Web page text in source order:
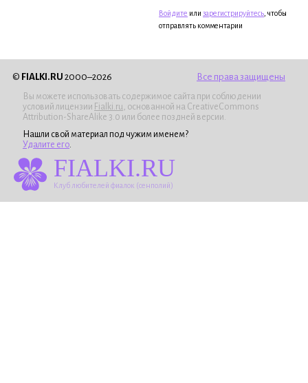
Войдите или зарегистрируйтесь , чтобы
отправлять комментарии
© FIALKI.RU 2000–2026 Все права защищены
Вы можете использовать содержимое сайта при соблюдении
условий лицензии Fialki.ru, основанной на CreativeCommons
Attribution-ShareAlike 3.0 или более поздней версии.
Нашли свой материал под чужим именем?
Удалите его.
FIALKI.RU
Клуб любителей фиалок (сенполий)